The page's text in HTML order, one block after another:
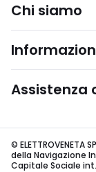
Chi siamo
Assistenza
©
della Navigazione
Capitale Sociale